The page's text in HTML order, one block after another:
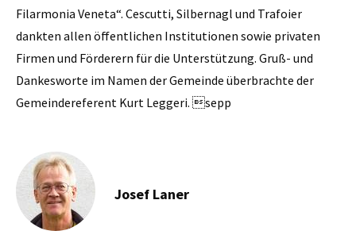
Filarmonia Veneta“. Cescutti, Silbernagl und Trafoier
dankten allen öffentlichen Institutionen sowie privaten
Firmen und Förderern für die Unterstützung. Gruß- und
Dankesworte im Namen der Gemeinde überbrachte der
Gemeindereferent Kurt ­Leggeri. sepp
Josef Laner